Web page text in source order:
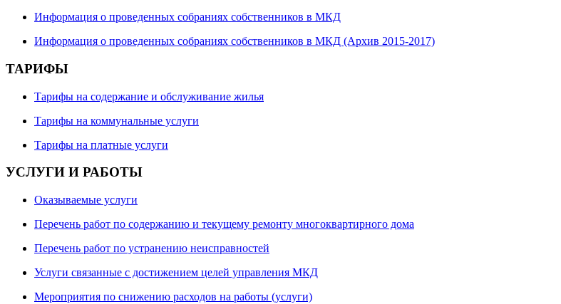
Информация о проведенных собраниях собственников в МКД
Информация о проведенных собраниях собственников в МКД (Архив 2015-2017)
ТАРИФЫ
Тарифы на содержание и обслуживание жилья
Тарифы на коммунальные услуги
Тарифы на платные услуги
УСЛУГИ И РАБОТЫ
Оказываемые услуги
Перечень работ по содержанию и текущему ремонту многоквартирного дома
Перечень работ по устранению неисправностей
Услуги связанные с достижением целей управления МКД
Мероприятия по снижению расходов на работы (услуги)